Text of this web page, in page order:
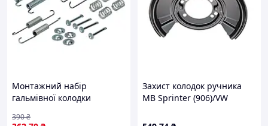
Монтажний набір
гальмівної колодки
ACCENT, ACCENT I, PONY,
390₴
Захист колодок ручника
MB Sprinter (906)/VW